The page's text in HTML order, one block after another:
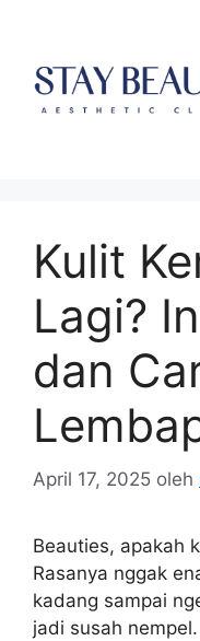
Kulit
Lagi?
dan
April 17, 2025 oleh
Beauties, apakah
Rasanya nggak
kadang sampai
jadi susah